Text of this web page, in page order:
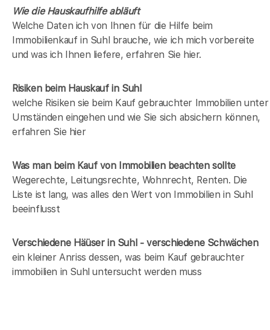
Wie die Hauskaufhilfe abläuft
Welche Daten ich von Ihnen für die Hilfe beim
Immobilienkauf in Suhl brauche, wie ich mich vorbereite
und was ich Ihnen liefere, erfahren Sie hier.
Risiken beim Hauskaufin Suhl
welche Risiken sie beim Kauf gebrauchter Immobilien unter
Umständen eingehen und wie Sie sich absichern können,
erfahren Sie hier
Was man beim Kauf von Immobilien beachten sollte
Wegerechte, Leitungsrechte, Wohnrecht, Renten. Die
Liste ist lang, was alles den Wert von Immobilien in Suhl
beeinflusst
Verschiedene Häüser in Suhl - verschiedene Schwächen
ein kleiner Anriss dessen, was beim Kauf gebrauchter
immobilien in Suhl untersucht werden muss